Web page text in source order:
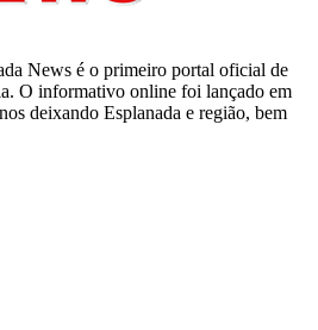
News é o primeiro portal oficial de
O informativo online foi lançado em
deixando Esplanada e região, bem